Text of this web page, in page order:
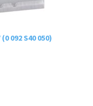
092 S40 050)